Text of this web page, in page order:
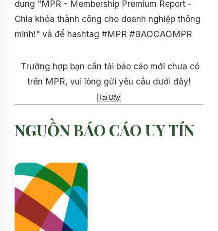
dung "MPR - Membership Premium Report -
Chìa khóa thành công cho doanh nghiệp thông
minh!" và để hashtag #MPR #BAOCAOMPR
Trường hợp bạn cần tải báo cáo mới chưa có
trên MPR, vui lòng gửi yêu cầu dưới đây!
NGUỒN BÁO CÁO UY TÍN